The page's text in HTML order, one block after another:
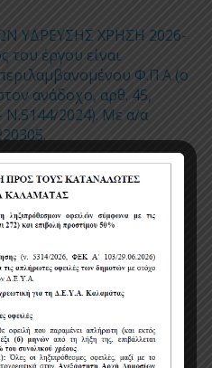
ΥΔΡΕΥΣΗΣ ΧΡΗΣΗ 2026-
του έργου είναι
Φ.Π.Α (ο
ανάδοχο, αρθ. 45,
Ν.5144/2024). Με α/α
και
εργασιών
δικτύου ύδρευσης